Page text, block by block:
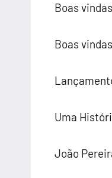
Boas
Boas
Uma
João